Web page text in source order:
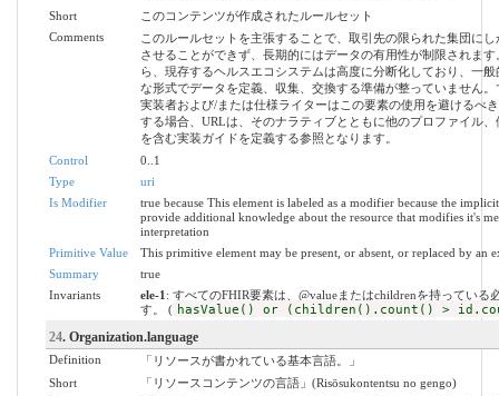
Short
このコンテンツが作成されたルールセット
Comments
このルールセットを主張することで、取引先の限られた集団に
させることができず、長期的にはデータの有用性が制限されます
ら、現存するヘルスエコシステムは高度に分断化しており、一
な形式でデータを定義、収集、交換する準備が整っていません。
実装者および/または仕様ライターはこの要素の使用を避けるべ
する場合、URLは、そのナラティブとともに他のプロファイル、
を含む実装ガイドを定義する参照となります。
Control
0..1
Type
uri
Is Modifier
true because This element is labeled as a modifier because the
provide additional knowledge about the resource that modifies it's
interpretation
Primitive Value
This primitive element may be present, or absent, or replaced by an
Summary
true
Invariants
ele-1 : すべてのFHIR要素は、@valueまたはchildrenを持っている
す。 ( hasValue() or (children().count() >
24. Organization.language
Definition
「リソースが書かれている基本言語。」
Short
「リソースコンテンツの言語」(Risōsukontentsu no gengo)